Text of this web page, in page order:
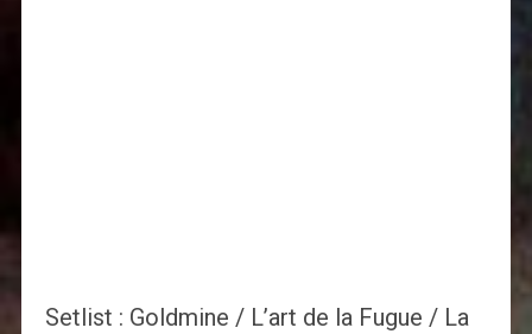
Setlist : Goldmine / L’art de la Fugue / La